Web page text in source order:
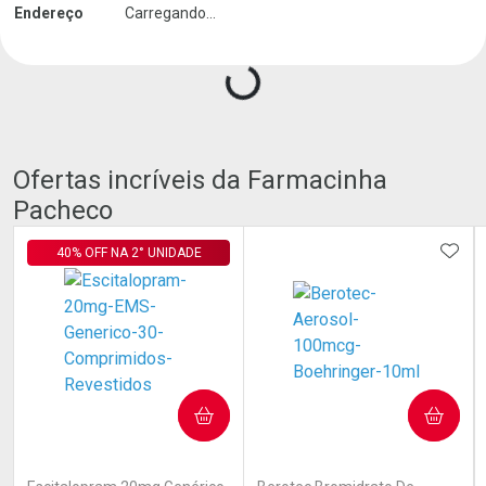
Endereço Carregando... Carregando produtos do seller...
Ofertas incríveis da Farmacinha
Pacheco
40% OFF NA 2° UNIDADE
COMPRAR COMPRAR